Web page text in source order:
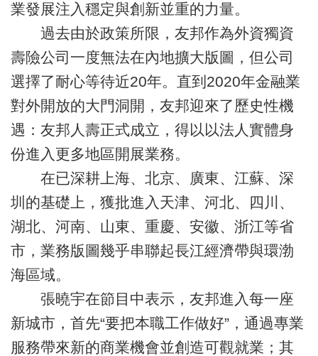
業發展注入穩定與創新並重的力量。
過去由於政策所限，友邦作為外資獨資
壽險公司一度無法在內地擴大版圖，但公司
選擇了耐心等待近20年。直到2020年金融業
對外開放的大門洞開，友邦迎來了歷史性機
遇：友邦人壽正式成立，得以以法人實體身
份進入更多地區開展業務。
在已深耕上海、北京、廣東、江蘇、深
圳的基礎上，獲批進入天津、河北、四川、
湖北、河南、山東、重慶、安徽、浙江等省
市，業務版圖幾乎串聯起長江經濟帶與環渤
海區域。
張曉宇在節目中表示，友邦進入每一座
新城市，首先“要把本職工作做好”，通過專業
服務帶來新的商業機會並創造可觀就業；其